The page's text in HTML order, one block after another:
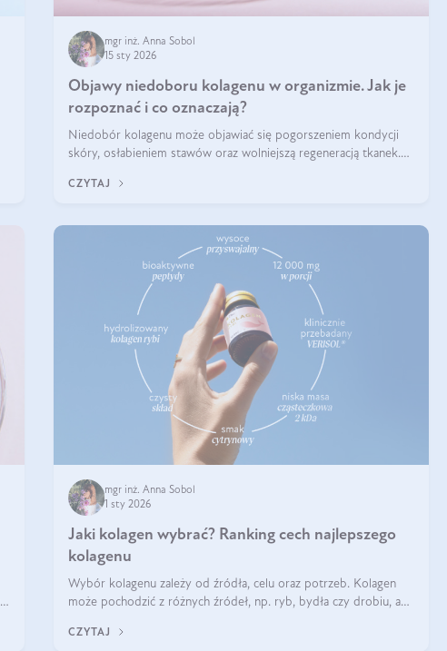
mgr inż. Anna Sobol
15 sty 2026
Objawy niedoboru kolagenu w organizmie. Jak je
rozpoznać i co oznaczają?
Niedobór kolagenu może objawiać się pogorszeniem kondycji
skóry, osłabieniem stawów oraz wolniejszą regeneracją tkanek.
skóry, bóle stawów, łamliwość paznokci oraz osłabienie włosów.
CZYTAJ
mgr inż. Anna Sobol
1 sty 2026
Jaki kolagen wybrać? Ranking cech najlepszego
kolagenu
Wybór kolagenu zależy od źródła, celu oraz potrzeb. Kolagen
może pochodzić z różnych źródeł, np. ryb, bydła czy drobiu, a
sprawdza się kolagen rybi, a dla wspierania stawów — kolagen
CZYTAJ